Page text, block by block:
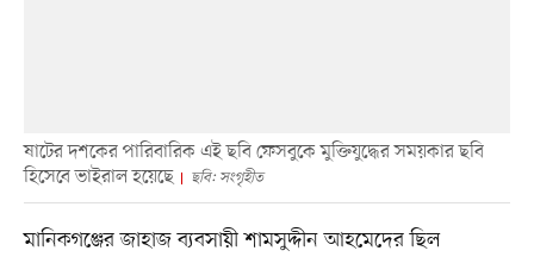
ষাটের দশকের পারিবারিক এই ছবি ফেসবুকে মুক্তিযুদ্ধের সময়কার ছবি
হিসেবে ভাইরাল হয়েছে
ছবি: সংগৃহীত
মানিকগঞ্জের জাহাজ ব্যবসায়ী শামসুদ্দীন আহমেদের ছিল